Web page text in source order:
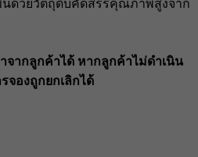
ด้วยวัตถุดิบคัดสรรคุณภาพสูงจาก
จากลูกค้าได้ หากลูกค้าไม่ดำเนิน
จองถูกยกเลิกได้